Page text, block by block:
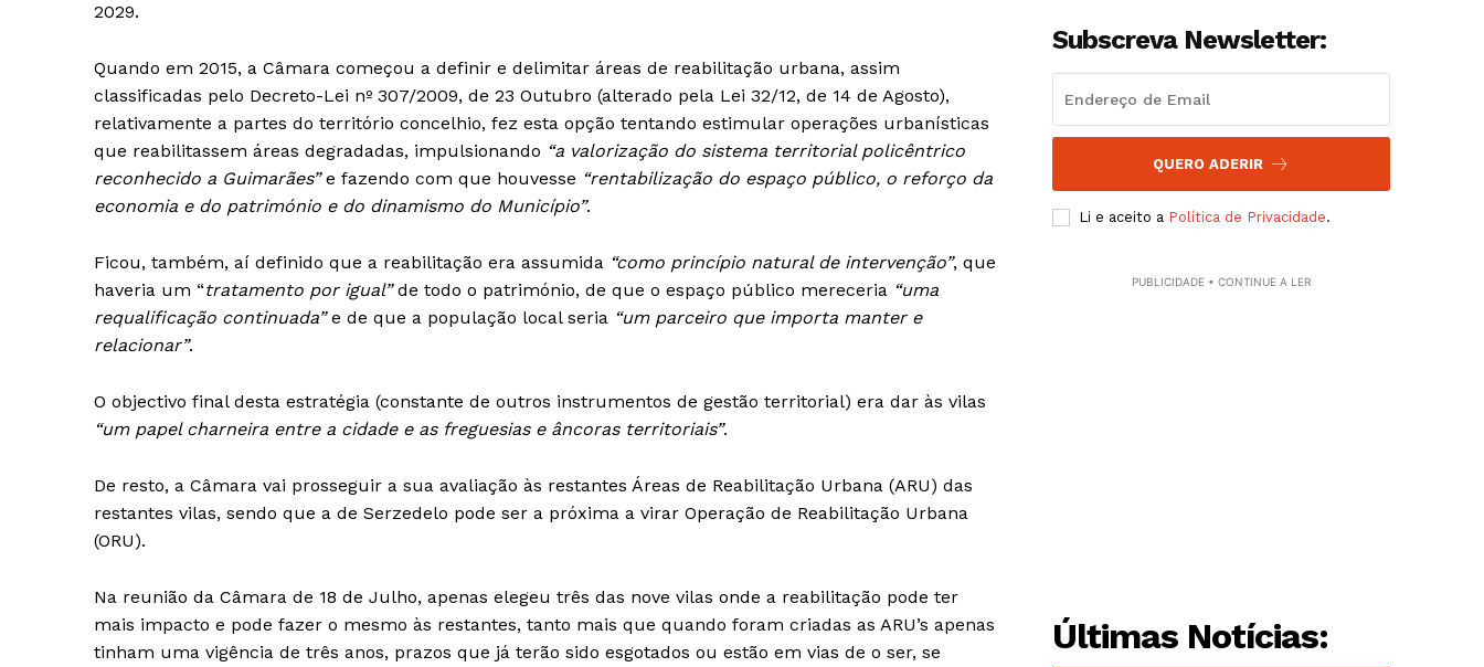
2029.
Quando em 2015, a Câmara começou a definir e delimitar áreas de reabilitação urbana, assim
classificadas pelo Decreto-Lei nº 307/2009, de 23 Outubro (alterado pela Lei 32/12, de 14 de Agosto),
relativamente a partes do território concelhio, fez esta opção tentando estimular operações urbanísticas
que reabilitassem áreas degradadas, impulsionando “a valorização do sistema territorial policêntrico
reconhecido a Guimarães”e fazendo com que houvesse “rentabilização do espaço público, o reforço da
economia e do património e do dinamismo do Município”.
Ficou, também, aí definido que a reabilitação era assumida “como princípio natural de intervenção”, que
haveria um “tratamento por igual”de todo o património, de que o espaço público mereceria “uma
requalificação continuada”e de que a população local seria “um parceiro que importa manter e
relacionar”.
O objectivo final desta estratégia (constante de outros instrumentos de gestão territorial) era dar às vilas
“um papel charneira entre a cidade e as freguesias e âncoras territoriais”.
De resto, a Câmara vai prosseguir a sua avaliação às restantes Áreas de Reabilitação Urbana (ARU) das
restantes vilas, sendo que a de Serzedelo pode ser a próxima a virar Operação de Reabilitação Urbana
(ORU).
Na reunião da Câmara de 18 de Julho, apenas elegeu três das nove vilas onde a reabilitação pode ter
mais impacto e pode fazer o mesmo às restantes, tanto mais que quando foram criadas as ARU’s apenas
tinham uma vigência de três anos, prazos que já terão sido esgotados ou estão em vias de o ser, se
Subscreva Newsletter:
QUERO ADERIR
Li e aceito a Política de Privacidade.
PUBLICIDADE • CONTINUE A LER
Últimas Notícias: